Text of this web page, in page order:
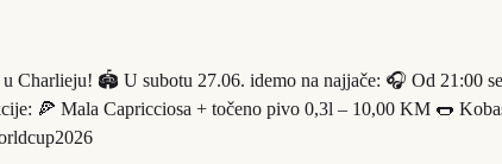
u Charlieju! 🏟️ U subotu 27.06. idemo na najjače: 🎧 Od
🍕 Mala Capricciosa + točeno pivo 0,3l – 10,00 KM 🌭